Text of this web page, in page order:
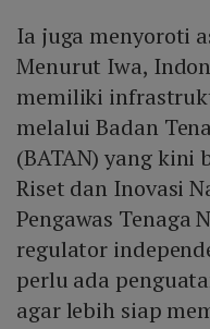
Ia juga menyoroti
Menurut Iwa,
memiliki
melalui Badan
(BATAN) yang kini
Riset dan Inovasi
Pengawas Tenaga
regulator
perlu ada
agar lebih siap